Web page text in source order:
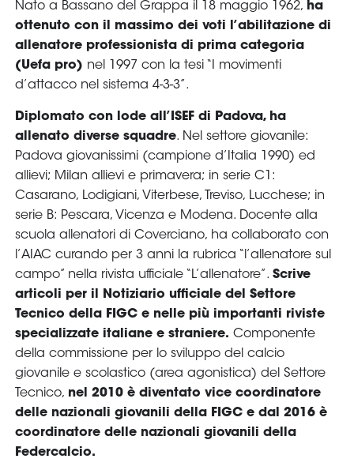
Assicurazione
Cerca
Whistleblowing
Area
Media
Contatti
Assicurazione
Social media